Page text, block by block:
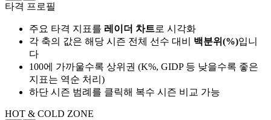
타격 프로필
주요 타격 지표를 레이더 차트로 시각화
각 축의 값은 해당 시즌 전체 선수 대비 백분위(%)입니
다
100에 가까울수록 상위권 (K%, GIDP 등 낮을수록 좋은
지표는 역순 처리)
하단 시즌 범례를 클릭해 복수 시즌 비교 가능
HOT & COLD ZONE